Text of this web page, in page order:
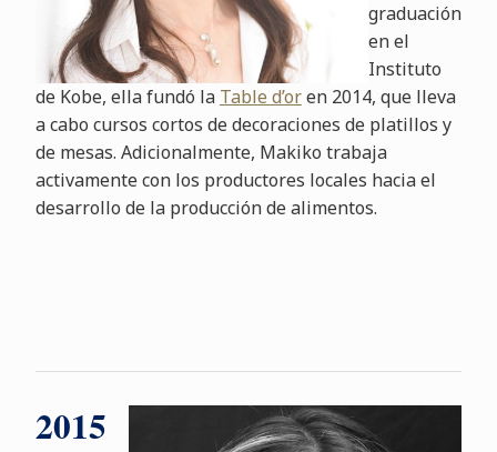
graduación
en el
Instituto
de Kobe, ella fundó la Table d’oren 2014, que lleva
a cabo cursos cortos de decoraciones de platillos y
de mesas. Adicionalmente, Makiko trabaja
activamente con los productores locales hacia el
desarrollo de la producción de alimentos.
2015